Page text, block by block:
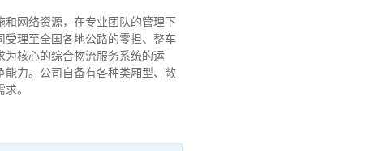
网络资源，在专业团队的管理下
理至全国各地公路的零担、整车
核心的综合物流服务系统的运
力。公司自备有各种类厢型、敞
。